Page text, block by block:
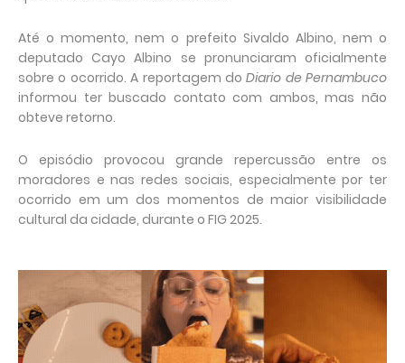
Até o momento, nem o prefeito Sivaldo Albino, nem o
deputado Cayo Albino se pronunciaram oficialmente
sobre o ocorrido. A reportagem doDiario de Pernambuco
informou ter buscado contato com ambos, mas não
obteve retorno.
O episódio provocou grande repercussão entre os
moradores e nas redes sociais, especialmente por ter
ocorrido em um dos momentos de maior visibilidade
cultural da cidade, durante o FIG 2025.